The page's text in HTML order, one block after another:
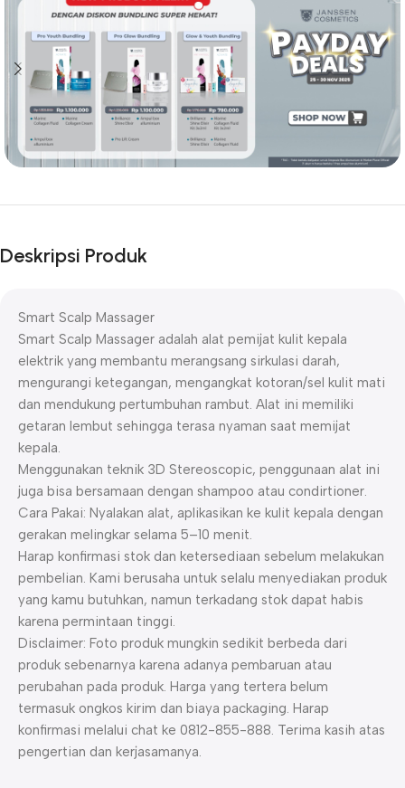
Deskripsi Produk
Smart Scalp Massager
Smart Scalp Massager adalah alat pemijat kulit kepala
elektrik yang membantu merangsang sirkulasi darah,
mengurangi ketegangan, mengangkat kotoran/sel kulit mati
dan mendukung pertumbuhan rambut. Alat ini memiliki
getaran lembut sehingga terasa nyaman saat memijat
kepala.
Menggunakan teknik 3D Stereoscopic, penggunaan alat ini
juga bisa bersamaan dengan shampoo atau condirtioner.
Cara Pakai: Nyalakan alat, aplikasikan ke kulit kepala dengan
gerakan melingkar selama 5–10 menit.
Harap konfirmasi stok dan ketersediaan sebelum melakukan
pembelian. Kami berusaha untuk selalu menyediakan produk
yang kamu butuhkan, namun terkadang stok dapat habis
karena permintaan tinggi.
Disclaimer: Foto produk mungkin sedikit berbeda dari
produk sebenarnya karena adanya pembaruan atau
perubahan pada produk. Harga yang tertera belum
termasuk ongkos kirim dan biaya packaging. Harap
konfirmasi melalui chat ke 0812-855-888. Terima kasih atas
pengertian dan kerjasamanya.